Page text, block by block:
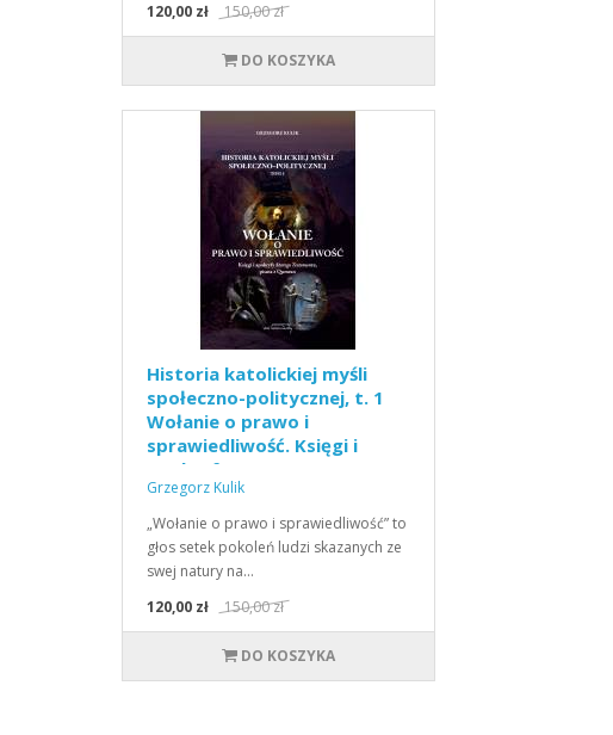
120,00 zł
150,00 zł
DO KOSZYKA
Historia katolickiej myśli
społeczno-politycznej, t. 1
Wołanie o prawo i
sprawiedliwość. Księgi i
apokryfy Starego
Testamentu, pisma z
Qumran.
Grzegorz Kulik
„Wołanie o prawo i sprawiedliwość” to
głos setek pokoleń ludzi skazanych ze
swej natury na…
120,00 zł
150,00 zł
DO KOSZYKA